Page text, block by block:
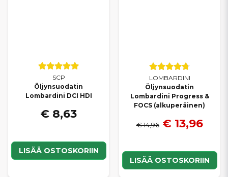
SCP
Öljynsuodatin
Lombardini DCI HDI
€ 8,63
LISÄÄ OSTOSKORIIN
LOMBARDINI
Öljynsuodatin
Lombardini Progress &
FOCS (alkuperäinen)
€ 14,96 € 13,96
LISÄÄ OSTOSKORIIN